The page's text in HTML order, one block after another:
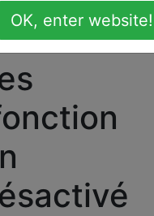
OK, enter website!